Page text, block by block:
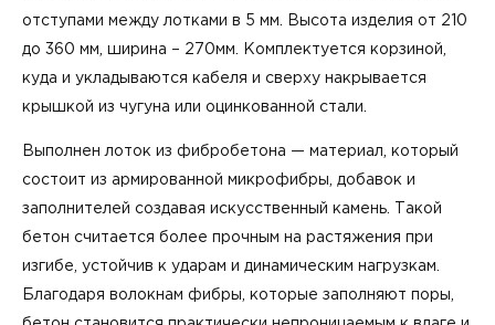
отступами между лотками в 5 мм. Высота изделия от 210
до 360 мм, ширина – 270мм. Комплектуется корзиной,
куда и укладываются кабеля и сверху накрывается
крышкой из чугуна или оцинкованной стали.
Выполнен лоток из фибробетона — материал, который
состоит из армированной микрофибры, добавок и
заполнителей создавая искусственный камень. Такой
бетон считается более прочным на растяжения при
изгибе, устойчив к ударам и динамическим нагрузкам.
Благодаря волокнам фибры, которые заполняют поры,